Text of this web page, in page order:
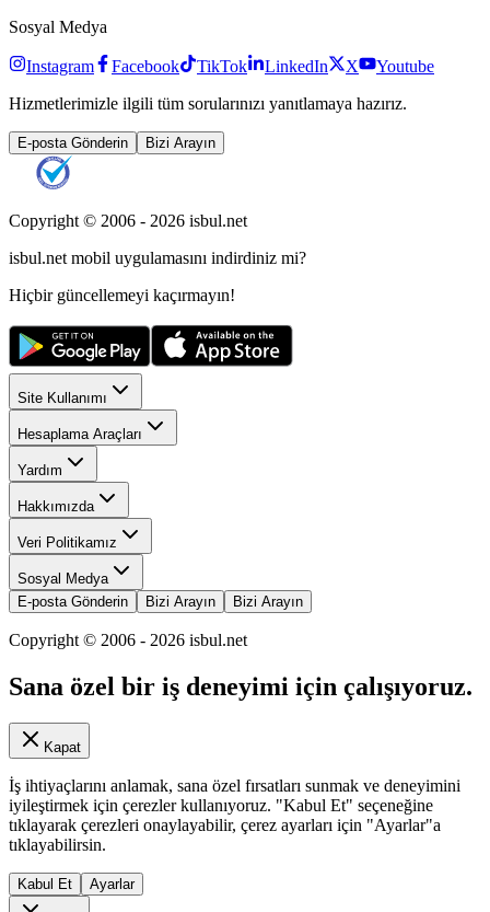
Sosyal Medya
Instagram Facebook TikTok LinkedIn X
Youtube
Hizmetlerimizle ilgili tüm sorularınızı yanıtlamaya hazırız.
E-posta Gönderin Bizi Arayın
Copyright © 2006 - 2026 isbul.net
isbul.net mobil uygulamasını indirdiniz mi?
Hiçbir güncellemeyi kaçırmayın!
Site Kullanımı
Hesaplama Araçları
Yardım
Hakkımızda
Veri Politikamız
Sosyal Medya
E-posta Gönderin
Bizi Arayın Bizi Arayın
Copyright © 2006 - 2026 isbul.net
Sana özel bir iş deneyimi için çalışıyoruz.
Kapat
İş ihtiyaçlarını anlamak, sana özel fırsatları sunmak ve deneyimini
iyileştirmek için çerezler kullanıyoruz. "Kabul Et" seçeneğine
tıklayarak çerezleri onaylayabilir, çerez ayarları için "Ayarlar"a
tıklayabilirsin.
Kabul Et Ayarlar